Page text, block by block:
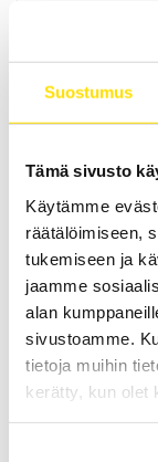
Suostumus
Tämä sivusto
Käytämme
räätälöimiseen,
tukemiseen ja
jaamme
alan
sivustoamme.
tietoja muihin
kerätty, kun olet
KERN / SAUTER